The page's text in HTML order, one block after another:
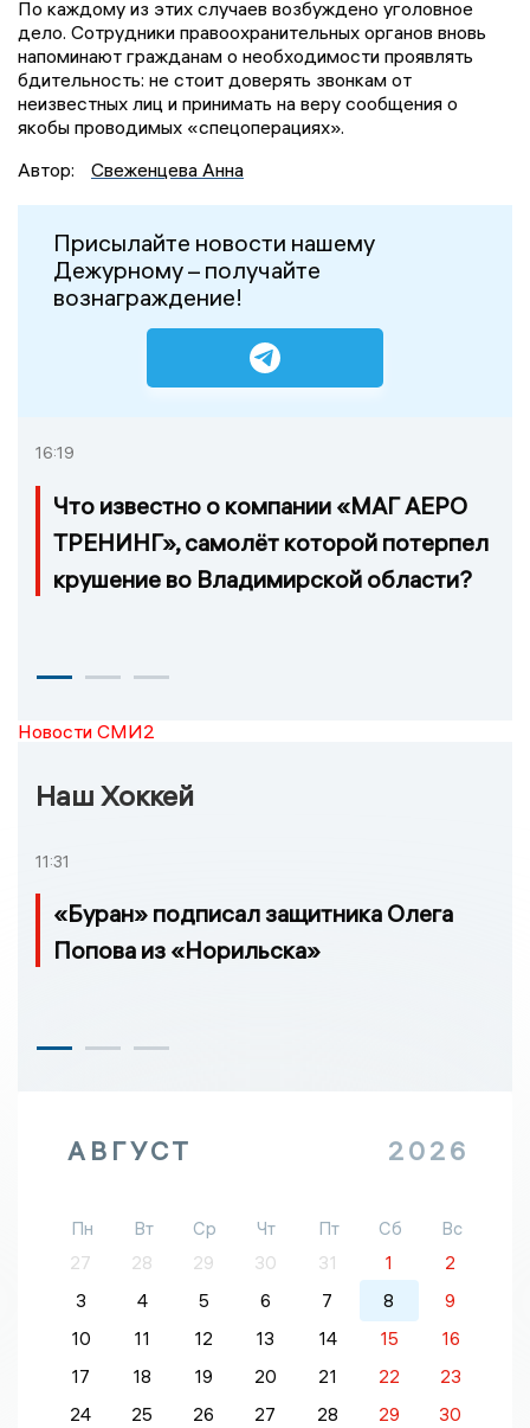
По каждому из этих случаев возбуждено уголовное
дело. Сотрудники правоохранительных органов вновь
напоминают гражданам о необходимости проявлять
бдительность: не стоит доверять звонкам от
неизвестных лиц и принимать на веру сообщения о
якобы проводимых «спецоперациях».
Автор:
Свеженцева Анна
Присылайте новости нашему
Дежурному – получайте
вознаграждение!
16:19
Что известно о компании «МАГ АЕРО
ТРЕНИНГ», самолёт которой потерпел
крушение во Владимирской области?
Новости СМИ2
Наш Хоккей
11:31
«Буран» подписал защитника Олега
Попова из «Норильска»
АВГУСТ 2026
Пн Вт Ср Чт Пт Сб
Вс
27
28 29 30 31 1
2
3
4 5 6 7 8
9
10
11 12 13 14 15
16
17
18 19 20 21 22
23
24
25 26 27 28 29
30